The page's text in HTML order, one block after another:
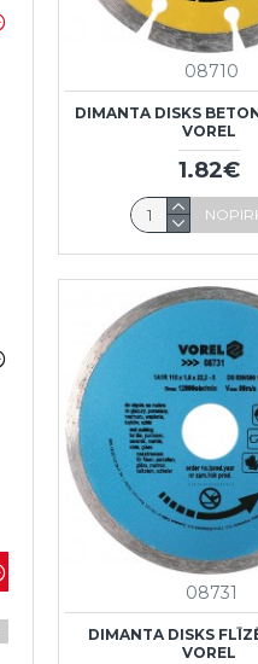
08710
DIMANTA DISKS
VOREL
1.82€
08731
DIMANTA DISKS
VOREL